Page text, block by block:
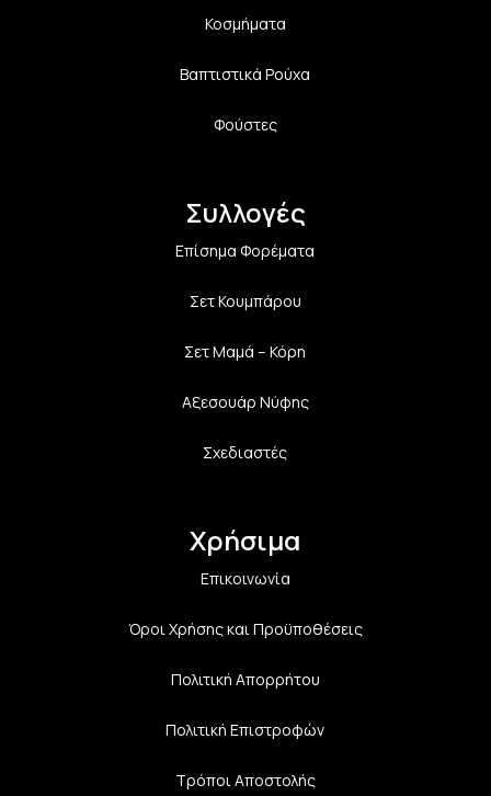
Κοσμήματα
Βαπτιστικά Ρούχα
Φούστες
Συλλογές
Επίσημα Φορέματα
Σετ Κουμπάρου
Σετ Μαμά – Κόρη
Αξεσουάρ Νύφης
Σχεδιαστές
Χρήσιμα
Επικοινωνία
Όροι Χρήσης και Προϋποθέσεις
Πολιτική Aπορρήτου
Πολιτική Επιστροφών
Τρόποι Αποστολής